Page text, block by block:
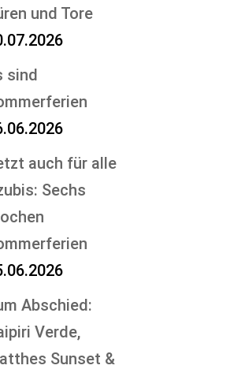
und Tore
sind
auch für alle
Sechs
Abschied:
Verde,
Sunset &